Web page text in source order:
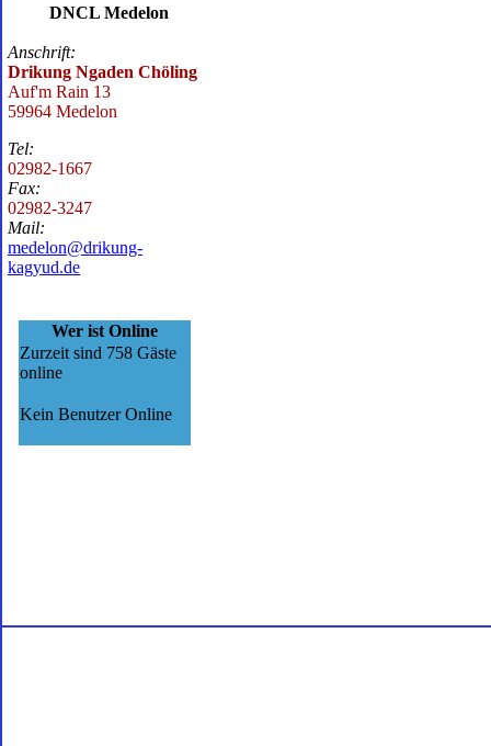
DNCL Medelon
Anschrift:
Drikung Ngaden Chöling
Auf'm Rain 13
59964 Medelon
Tel:
02982-1667
Fax:
02982-3247
Mail:
medelon@drikung-
kagyud.de
Wer ist Online
Zurzeit sind 758 Gäste
online
Kein Benutzer Online